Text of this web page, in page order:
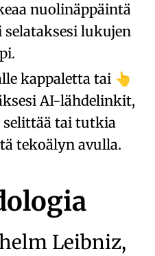
nuolinäppäintä
lukujen
kappaletta tai 👆
AI-lähdelinkit,
tai tutkia
tekoälyn avulla.
Leibniz,